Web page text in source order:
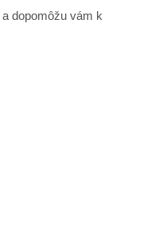
dopomôžu vám k